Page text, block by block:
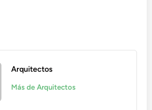
Arquitectos
Más de Arquitectos